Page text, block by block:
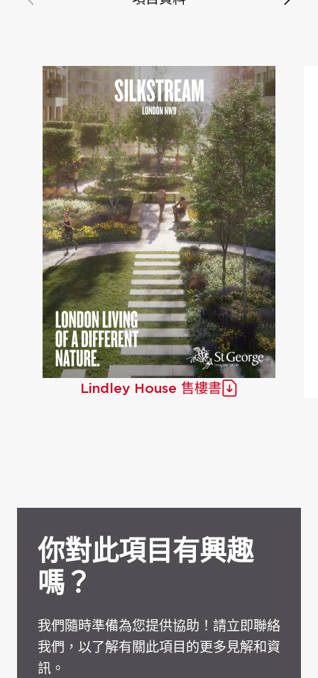
Lindley House 售樓書
你對此項目有興趣
嗎？
我們隨時準備為您提供協助！請立即聯絡
我們，以了解有關此項目的更多見解和資
訊。